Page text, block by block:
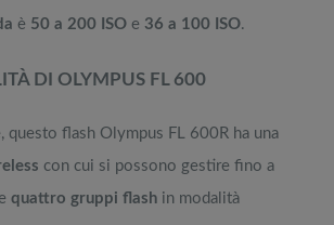
è 50 a 200 ISO e 36 a 100 ISO.
DI OLYMPUS FL 600
questo flash Olympus FL 600R ha una
con cui si possono gestire fino a
e quattro gruppi flash in modalità